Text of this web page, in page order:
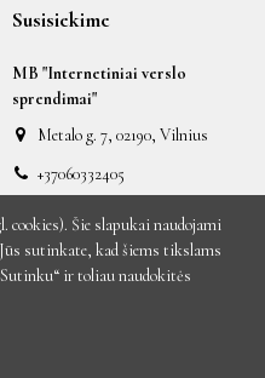
Susisiekime
MB "Internetiniai verslo
sprendimai"
Metalo g. 7, 02190, Vilnius
+37060332405
labas@auksiniai.lt
cookies). Šie slapukai naudojami
sutinkate, kad šiems tikslams
ir toliau naudokitės